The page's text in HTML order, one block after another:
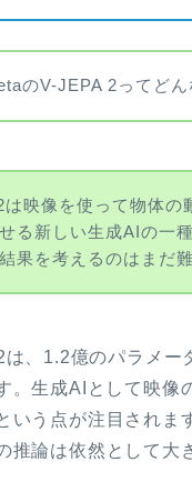
のV-JEPA 2ってどん
は映像を使って物体の
る新しい生成AIの一
果を考えるのはまだ
、1.2億のパラメ
。生成AIとして映像
いう点が注目されま
推論は依然として大